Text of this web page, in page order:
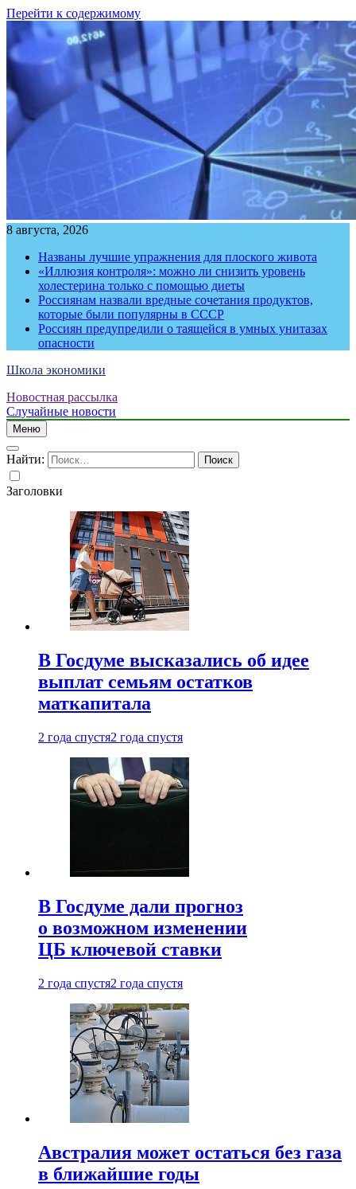
Перейти к содержимому
8 августа, 2026
Названы лучшие упражнения для плоского живота
«Иллюзия контроля»: можно ли снизить уровень
холестерина только с помощью диеты
Россиянам назвали вредные сочетания продуктов,
которые были популярны в СССР
Россиян предупредили о таящейся в умных унитазах
опасности
Школа экономики
Новостная рассылка
Случайные новости
Меню
Найти:
Заголовки
В Госдуме высказались об идее
выплат семьям остатков
маткапитала
2 года спустя2 года спустя
В Госдуме дали прогноз
о возможном изменении
ЦБ ключевой ставки
2 года спустя2 года спустя
Австралия может остаться без газа
в ближайшие годы